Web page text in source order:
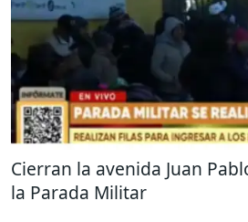
Cierran la avenida Juan
la Parada Militar